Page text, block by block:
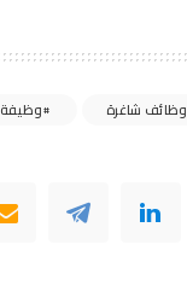
وظائف شاغرة وظيفة